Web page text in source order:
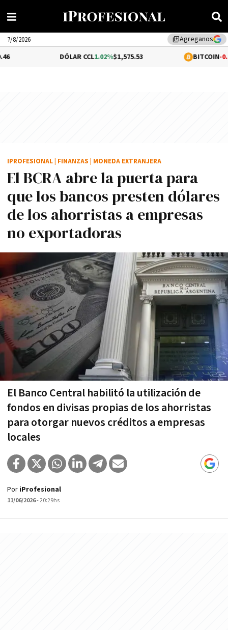
library_addAgreganos
7/8/2026
1.02%$1,575.53 -0.2%
El BCRA abre la puerta para
que los bancos presten dólares
de los ahorristas a empresas
no exportadoras
El Banco Central habilitó la utilización de
fondos en divisas propias de los ahorristas
para otorgar nuevos créditos a empresas
locales
IPROFESIONAL FINANZAS MONEDA EXTRANJERA
Por iProfesional
11/06/2026- 20:29hs